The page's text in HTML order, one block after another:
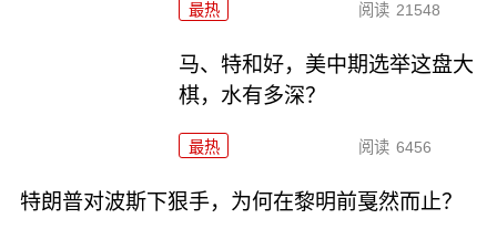
最热 阅读 21548
马、特和好，美中期选举这盘大
棋，水有多深？
最热 阅读 6456
特朗普对波斯下狠手，为何在黎明前戛然而止？